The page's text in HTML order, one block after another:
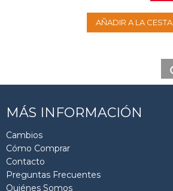
AÑADIR A LA CESTA
MÁS INFORMACIÓN
Cambios
Cómo Comprar
Contacto
Preguntas Frecuentes
Quiénes Somos